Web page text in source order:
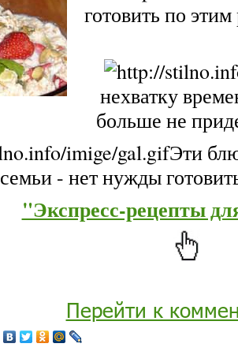
готовить по
нехватку
больше не
Эти
семьи - нет нужды
"Экспресс-рецепты
Перейти к